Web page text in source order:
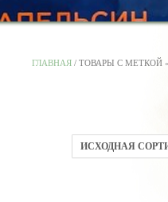
ГЛАВНАЯ/ ТОВАРЫ С МЕТКОЙ